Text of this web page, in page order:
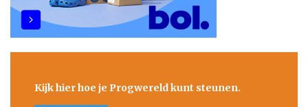
Kijk hier hoe je Progwereld kunt steunen.